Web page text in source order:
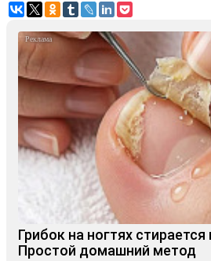
Грибок на ногтях
Простой домашний метод